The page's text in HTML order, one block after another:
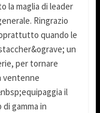
la maglia di leader
Ringrazio
quando le
un
per tornare
ventenne
il
gamma in